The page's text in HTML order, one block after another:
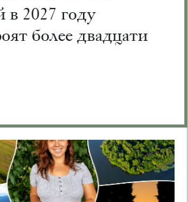
в 2027 году
более двадцати